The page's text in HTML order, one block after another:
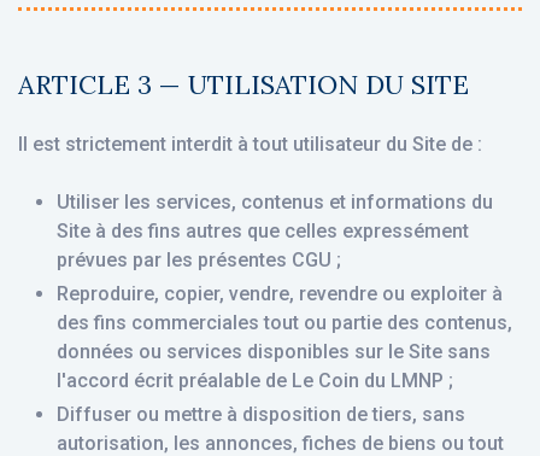
ARTICLE 3 — UTILISATION DU SITE
Il est strictement interdit à tout utilisateur du Site de :
Utiliser les services, contenus et informations du
Site à des fins autres que celles expressément
prévues par les présentes CGU ;
Reproduire, copier, vendre, revendre ou exploiter à
des fins commerciales tout ou partie des contenus,
données ou services disponibles sur le Site sans
l'accord écrit préalable de Le Coin du LMNP ;
Diffuser ou mettre à disposition de tiers, sans
autorisation, les annonces, fiches de biens ou tout